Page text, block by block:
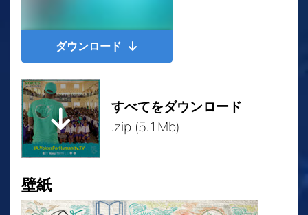
ダウンロード
すべてをダウンロード
.zip (5.1Mb)
壁紙